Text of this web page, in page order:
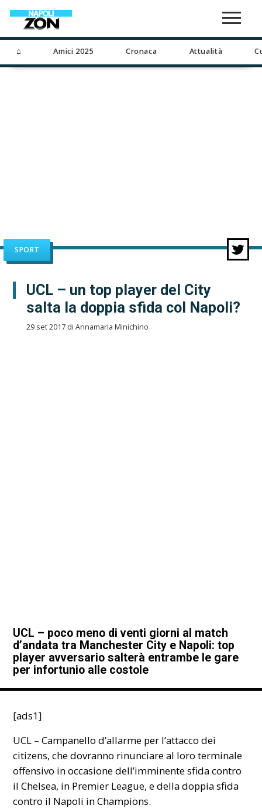
⌂ Amici 2025 Cronaca Attualità
SPORT
UCL – un top player del City
salta la doppia sfida col Napoli?
29 set 2017 di Annamaria Minichino
UCL – poco meno di venti giorni al match
d’andata tra Manchester City e Napoli: top
player avversario salterà entrambe le gare
per infortunio alle costole
[ads1]
UCL – Campanello d’allarme per l’attacco dei
citizens, che dovranno rinunciare al loro terminale
offensivo in occasione dell’imminente sfida contro
il Chelsea, in Premier League, e della doppia sfida
contro il Napoli in Champions.